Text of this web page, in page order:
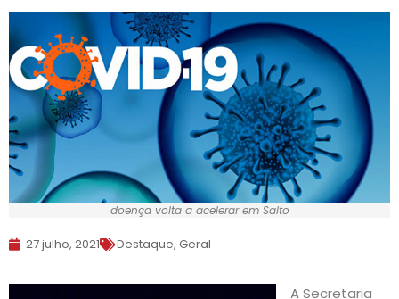
doença volta a acelerar em Salto
27 julho, 2021 Destaque, Geral
A Secretaria